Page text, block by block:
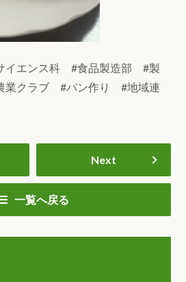
イエンス科 #食品製造部 #製
クラブ #パン作り #地域連
Next
一覧へ戻る